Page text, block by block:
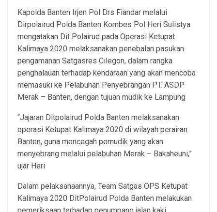
Kapolda Banten Irjen Pol Drs Fiandar melalui
Dirpolairud Polda Banten Kombes Pol Heri Sulistya
mengatakan Dit Polairud pada Operasi Ketupat
Kalimaya 2020 melaksanakan penebalan pasukan
pengamanan Satgasres Cilegon, dalam rangka
penghalauan terhadap kendaraan yang akan mencoba
memasuki ke Pelabuhan Penyebrangan PT. ASDP
Merak – Banten, dengan tujuan mudik ke Lampung
“Jajaran Ditpolairud Polda Banten melaksanakan
operasi Ketupat Kalimaya 2020 di wilayah perairan
Banten, guna mencegah pemudik yang akan
menyebrang melalui pelabuhan Merak – Bakaheuni,”
ujar Heri
Dalam pelaksanaannya, Team Satgas OPS Ketupat
Kalimaya 2020 DitPolairud Polda Banten melakukan